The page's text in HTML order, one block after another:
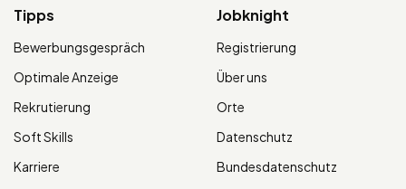
Tipps
Bewerbungsgespräch
Optimale Anzeige
Rekrutierung
Soft Skills
Karriere
Jobknight
Registrierung
Über uns
Orte
Datenschutz
Bundesdatenschutz